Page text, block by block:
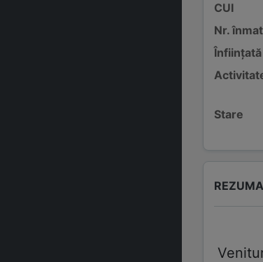
CUI
Nr.
Înființată
Stare